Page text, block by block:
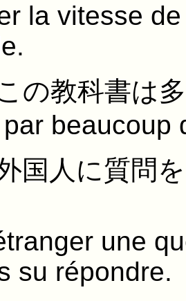
la vitesse
の教科書は
beaucoup
国人 に質問 を
une
su répondre.